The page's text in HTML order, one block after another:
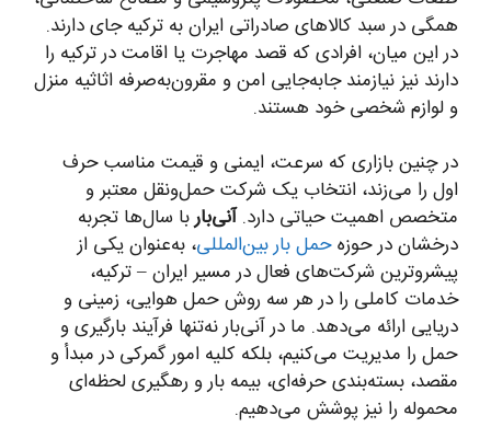
همگی در سبد کالاهای صادراتی ایران به ترکیه جای دارند.
در این میان، افرادی که قصد مهاجرت یا اقامت در ترکیه را
دارند نیز نیازمند جابه‌جایی امن و مقرون‌به‌صرفه اثاثیه منزل
و لوازم شخصی خود هستند.
در چنین بازاری که سرعت، ایمنی و قیمت مناسب حرف
اول را می‌زند، انتخاب یک شرکت حمل‌ونقل معتبر و
متخصص اهمیت حیاتی دارد.آنی‌باربا سال‌ها تجربه
درخشان در حوزهحمل بار بین‌المللی، به‌عنوان یکی از
پیشروترین شرکت‌های فعال در مسیر ایران – ترکیه،
خدمات کاملی را در هر سه روش حمل هوایی، زمینی و
دریایی ارائه می‌دهد. ما در آنی‌بار نه‌تنها فرآیند بارگیری و
حمل را مدیریت می‌کنیم، بلکه کلیه امور گمرکی در مبدأ و
مقصد، بسته‌بندی حرفه‌ای، بیمه بار و رهگیری لحظه‌ای
محموله را نیز پوشش می‌دهیم.